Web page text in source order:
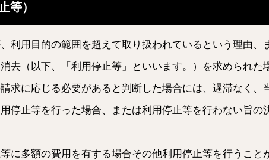
等）
利用目的の範囲を超えて取り扱われているという理由
去（以下、「利用停止等」といいます。）を求められた
求に応じる必要があると判断した場合には、遅滞なく、
停止等を行った場合、または利用停止等を行わない旨
に多額の費用を有する場合その他利用停止等を行うこ